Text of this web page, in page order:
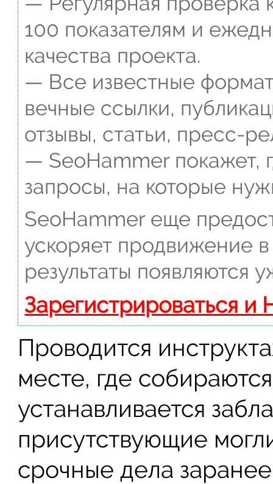
100 показателям и
качества проекта.
— Все известные
вечные ссылки,
отзывы, статьи, пресс-
— SeoHammer покажет,
запросы, на которые
SeoHammer еще
ускоряет продвижение
результаты появляются
Зарегистрироваться и
Проводится
месте, где
устанавливается
присутствующие
срочные дела